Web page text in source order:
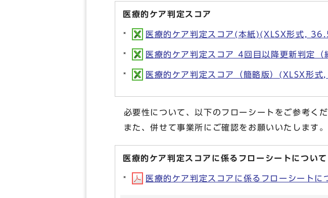
医療的ケア判定スコア
医療的ケア判定スコア(本紙)(XLSX形式,
医療的ケア判定スコア 4回目以降更新判定
医療的ケア判定スコア（簡略版）(XLSX形
必要性について、以下のフローシートをご参考くだ
また、併せて事業所にご確認をお願いいたします。
医療的ケア判定スコアに係るフローシートについて
医療的ケア判定スコアに係るフローシート